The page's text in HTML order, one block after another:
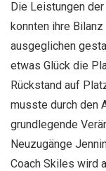
Die Leistungen
konnten ihre
ausgeglichen
etwas Glück die
Rückstand auf
musste durch den
grundlegende
Neuzugänge
Coach Skiles wird